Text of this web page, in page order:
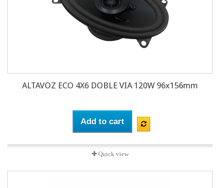
ALTAVOZ ECO 4X6 DOBLE VIA 120W 96x156mm
Add to cart
Quick view